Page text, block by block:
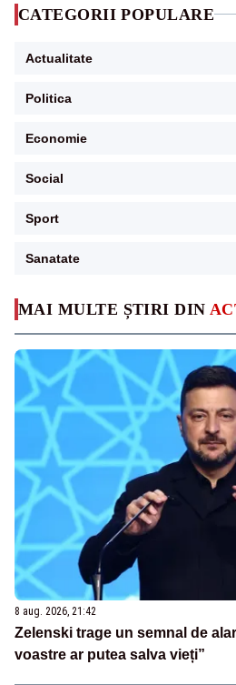
MAI MULTE ȘTIRI DIN
8 aug. 2026, 21:42
Zelenski trage un semnal de
voastre ar putea salva vieți”
CATEGORII POPULARE
Actualitate
Politica
Economie
Social
Sport
Sanatate